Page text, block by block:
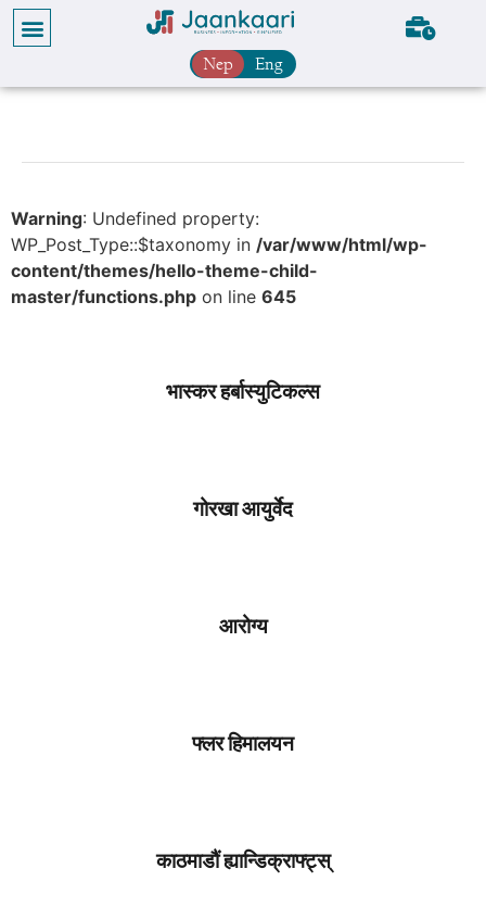
Nep Eng
Warning: Undefined property:
WP_Post_Type::$taxonomy in /var/www/html/wp-
content/themes/hello-theme-child-
master/functions.php on line 645
भास्कर हर्बास्युटिकल्स
गोरखा आयुर्वेद
आरोग्य
फ्लर हिमालयन
काठमाडौं ह्यान्डिक्राफ्ट्स्